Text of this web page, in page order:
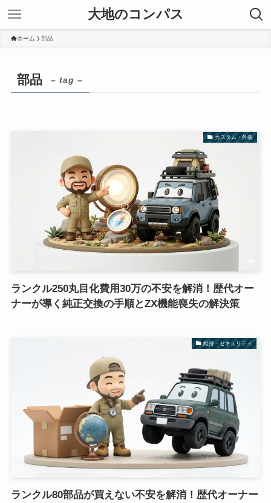
大地のコンパス
ホーム 部品
部品 – tag –
カスタム・外装
ランクル250丸目化費用30万の不安を解消！歴代オー
ナーが導く純正交換の手順とZX機能喪失の解決策
維持・セキュリティ
ランクル80部品が買えない不安を解消！歴代オーナー